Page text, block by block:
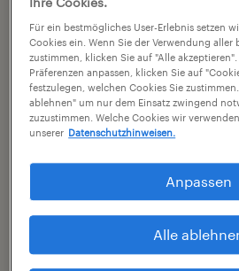
Für ein bestmögliches User-Erlebnis setzen
Cookies ein. Wenn Sie der Verwendung aller
zustimmen, klicken Sie auf "Alle
Präferenzen anpassen, klicken Sie auf
festzulegen, welchen Cookies Sie
ablehnen" um nur dem Einsatz zwingend
zuzustimmen. Welche Cookies wir
unserer Datenschutzhinweisen.
Anpassen
Alle